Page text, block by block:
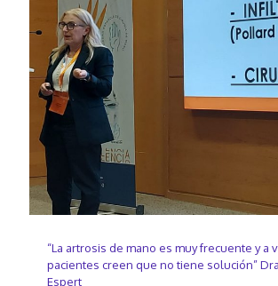
“La artrosis de mano es muy frecuente y a
pacientes creen que no tiene solución”
Espert